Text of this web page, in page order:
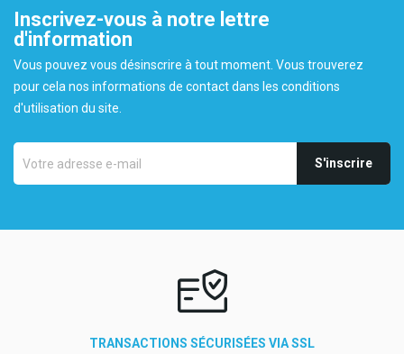
Inscrivez-vous à notre lettre
d'information
Vous pouvez vous désinscrire à tout moment. Vous trouverez
pour cela nos informations de contact dans les conditions
d'utilisation du site.
TRANSACTIONS SÉCURISÉES VIA SSL